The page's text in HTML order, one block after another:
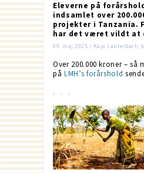
Eleverne på
indsamlet over
projekter i Tanzania.
har det været vildt at
09. maj 2025 / Kaja Lauterbach,
Over 200.000 kroner – så
på LMH’s forårshold